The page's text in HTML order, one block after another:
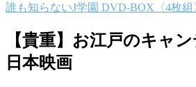
誰も知らないJ学園 DVD-BOX〈4枚
【貴重】お江戸のキャ
日本映画